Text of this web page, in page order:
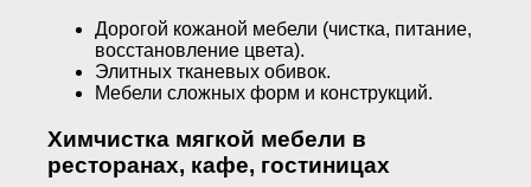
Дорогой кожаной мебели (чистка, питание,
восстановление цвета).
Элитных тканевых обивок.
Мебели сложных форм и конструкций.
Химчистка мягкой мебели в
ресторанах, кафе, гостиницах